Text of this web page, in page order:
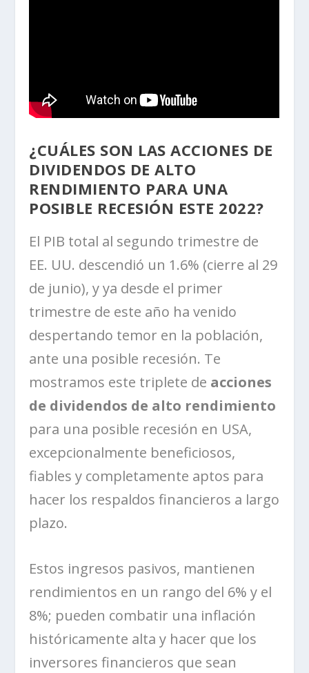
¿CUÁLES SON LAS ACCIONES DE
DIVIDENDOS DE ALTO
RENDIMIENTO PARA UNA
POSIBLE RECESIÓN ESTE 2022?
El PIB total al segundo trimestre de
EE. UU. descendió un 1.6% (cierre al 29
de junio), y ya desde el primer
trimestre de este año ha venido
despertando temor en la población,
ante una posible recesión. Te
mostramos este triplete de acciones
de dividendos de alto rendimiento
para una posible recesión en USA,
excepcionalmente beneficiosos,
fiables y completamente aptos para
hacer los respaldos financieros a largo
plazo.
Estos ingresos pasivos, mantienen
rendimientos en un rango del 6% y el
8%; pueden combatir una inflación
históricamente alta y hacer que los
inversores financieros que sean